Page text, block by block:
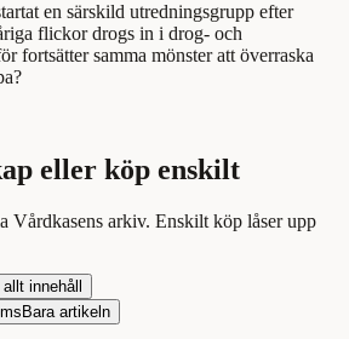
en särskild utredningsgrupp efter
flickor drogs in i drog- och
fortsätter samma mönster att överraska
eller köp enskilt
Vårdkasens arkiv. Enskilt köp låser upp
innehåll
Bara artikeln